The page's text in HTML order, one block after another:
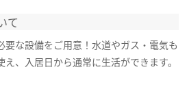
て
要な設備をご用意！水道やガス・電気も
え、入居日から通常に生活ができます。